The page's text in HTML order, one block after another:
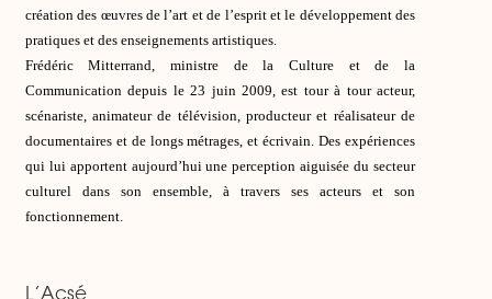
création des œuvres de l’art et de l’esprit et le développement des
pratiques et des enseignements artistiques.
Frédéric Mitterrand, ministre de la Culture et de la
Communication depuis le 23 juin 2009, est tour à tour acteur,
scénariste, animateur de télévision, producteur et réalisateur de
documentaires et de longs métrages, et écrivain. Des expériences
qui lui apportent aujourd’hui une perception aiguisée du secteur
culturel dans son ensemble, à travers ses acteurs et son
fonctionnement.
L’Acsé